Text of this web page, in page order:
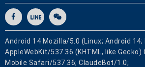
Android 14 Mozilla/5.0 (Linux; Android 14;
AppleWebKit/537.36 (KHTML, like Gecko)
Mobile Safari/537.36; ClaudeBot/1.0;